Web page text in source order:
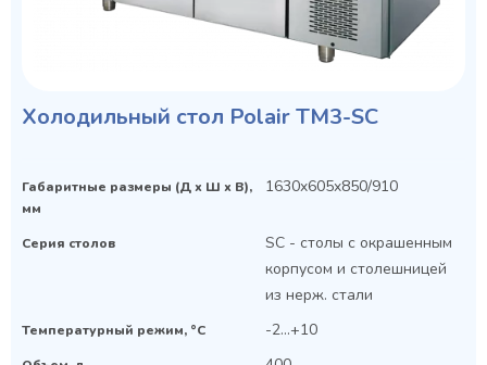
Холодильный стол Polair TM3-SC
Габаритные размеры (Д х Ш х В),
мм
1630x605x850/910
Серия столов
SC - столы с окрашенным
корпусом и столешницей
из нерж. стали
Температурный режим, °C -2...+10